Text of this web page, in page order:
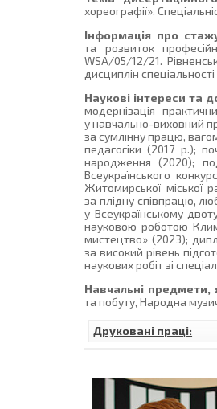
хореографії».
Інформація про
та розвиток
WSA/05/12/21.
дисциплін
Наукові інтереси та
модернізація
у навчально-виховний
за сумлінну працю,
педагогіки (2017 р.);
народження (2020);
Всеукраїнського
Житомирської міської
за плідну співпрацю,
у Всеукраїнському
науковою роботою
мистецтво» (2023);
за високий рівень
наукових робіт зі
Навчальні предмети,
та побуту, Народна
Друковані праці: